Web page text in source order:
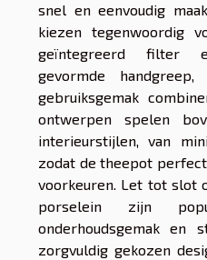
snel en eenvoudig
kiezen tegenwoordig
geïntegreerd filter
gevormde
gebruiksgemak
ontwerpen spelen
interieurstijlen, van
zodat de theepot
voorkeuren. Let tot slot
porselein zijn
onderhoudsgemak en
zorgvuldig gekozen